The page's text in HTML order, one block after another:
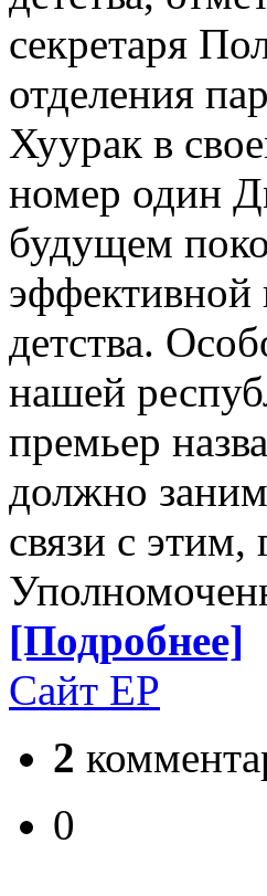
секретаря
отделения
Хуурак в
номер один
будущем
эффективной
детства.
нашей
премьер
должно
связи с этим,
[Подробнее]
Сайт ЕР
2
0